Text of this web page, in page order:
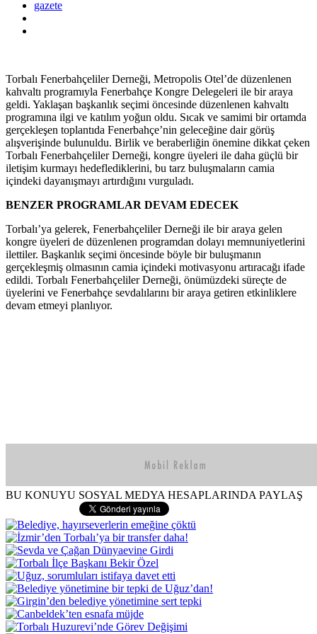
gazete
Torbalı Fenerbahçeliler Derneği, Metropolis Otel’de düzenlenen
kahvaltı programıyla Fenerbahçe Kongre Delegeleri ile bir araya
geldi. Yaklaşan başkanlık seçimi öncesinde düzenlenen kahvaltı
programına ilgi ve katılım yoğun oldu. Sıcak ve samimi bir ortamda
gerçekleşen toplantıda Fenerbahçe’nin geleceğine dair görüş
alışverişinde bulunuldu. Birlik ve beraberliğin önemine dikkat çeken
Torbalı Fenerbahçeliler Derneği, kongre üyeleri ile daha güçlü bir
iletişim kurmayı hedeflediklerini, bu tarz buluşmaların camia
içindeki dayanışmayı artırdığını vurguladı.
BENZER PROGRAMLAR DEVAM EDECEK
Torbalı’ya gelerek, Fenerbahçeliler Derneği ile bir araya gelen
kongre üyeleri de düzenlenen programdan dolayı memnuniyetlerini
ilettiler. Başkanlık seçimi öncesinde böyle bir buluşmanın
gerçekleşmiş olmasının camia içindeki motivasyonu artıracağı ifade
edildi. Torbalı Fenerbahçeliler Derneği, önümüzdeki süreçte de
üyelerini ve Fenerbahçe sevdalılarını bir araya getiren etkinliklere
devam etmeyi planlıyor.
BU KONUYU SOSYAL MEDYA HESAPLARINDA PAYLAŞ